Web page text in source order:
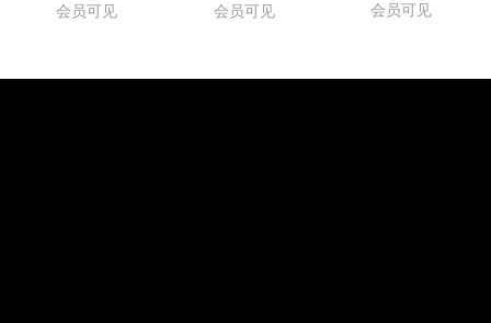
会员可见
会员可见
会员可见